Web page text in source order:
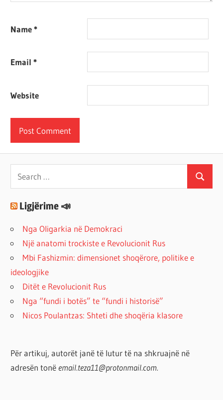
Name*
Email*
Website
Search
for:
Search
Ligjërime 📣
Nga Oligarkia në Demokraci
Një anatomi trockiste e Revolucionit Rus
Mbi Fashizmin: dimensionet shoqërore, politike e
ideologjike
Ditët e Revolucionit Rus
Nga “fundi i botës” te “fundi i historisë”
Nicos Poulantzas: Shteti dhe shoqëria klasore
Për artikuj, autorët janë të lutur të na shkruajnë në
adresën tonë email.teza11@protonmail.com.